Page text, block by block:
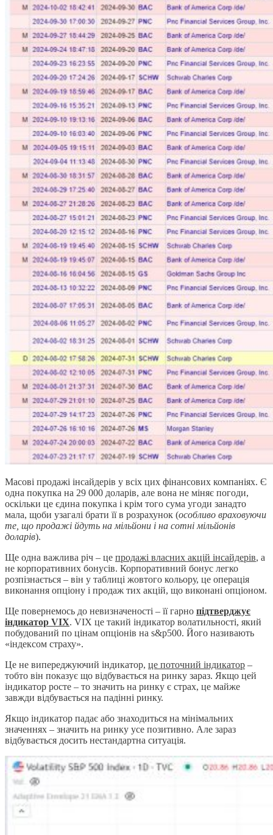
Масові продажі інсайдерів у всіх цих фінансових компаніях. Є
одна покупка на 29 000 доларів, але вона не міняє погоди,
оскільки це єдина покупка і крім того сума угоди занадто
мала, щоби узагалі брати її в розрахунок (особливо враховуючи
те, що продажі йдуть на мільйони і на сотні мільйонів
доларів).
Ще одна важлива річ – це продажі власних акцій інсайдерів, а
не корпоративних бонусів. Корпоративний бонус легко
розпізнається – він у таблиці жовтого кольору, це операція
виконання опціону і продаж тих акцій, що виконані опціоном.
Ще повернемось до невизначеності – її гарно підтверджує
індикатор VIX. VIX це такий індикатор волатильності, який
побудований по цінам опціонів на s&p500. Його називають
«індексом страху».
Це не випереджуючий індикатор, це поточний індикатор –
тобто він показує що відбувається на ринку зараз. Якщо цей
індикатор росте – то значить на ринку є страх, це майже
завжди відбувається на падінні ринку.
Якщо індикатор падає або знаходиться на мінімальних
значеннях – значить на ринку усе позитивно. Але зараз
відбувається досить нестандартна ситуація.